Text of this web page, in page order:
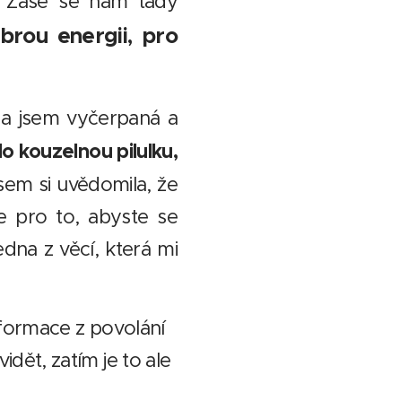
energii, pro
jsem vyčerpaná a
kouzelnou pilulku,
si uvědomila, že
pro to, abyste se
z věcí, která mi
z povolání
zatím je to ale